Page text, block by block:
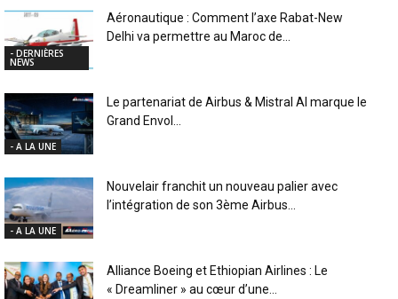
- DERNIÈRES
NEWS
Aéronautique : Comment l’axe Rabat-New
Delhi va permettre au Maroc de...
- A LA UNE
Le partenariat de Airbus & Mistral AI marque le
Grand Envol...
- A LA UNE
Nouvelair franchit un nouveau palier avec
l’intégration de son 3ème Airbus...
Alliance Boeing et Ethiopian Airlines : Le
« Dreamliner » au cœur d’une...